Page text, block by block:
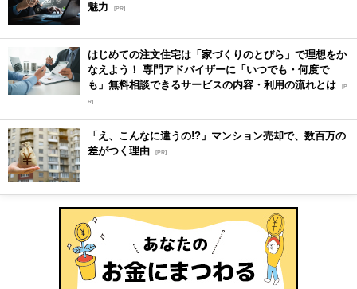
魅力
[PR]
はじめての注文住宅は「家づくりのとびら」で理想をか
なえよう！ 専門アドバイザーに「いつでも・何度で
も」無料相談できるサービスの内容・利用の流れとは [P
R]
「え、こんなに違うの!?」マンション売却で、数百万の
差がつく理由 [PR]